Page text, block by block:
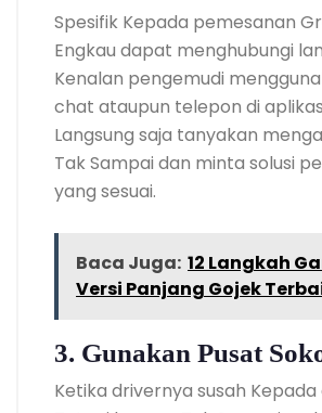
Spesifik Kepada pemesanan
Engkau dapat menghubungi
Kenalan pengemudi
chat ataupun telepon di
Langsung saja tanyakan
Tak Sampai dan minta solusi
yang sesuai.
Baca Juga: 12 Langkah
Versi Panjang Gojek
3. Gunakan Pusat
Ketika drivernya susah Kepada